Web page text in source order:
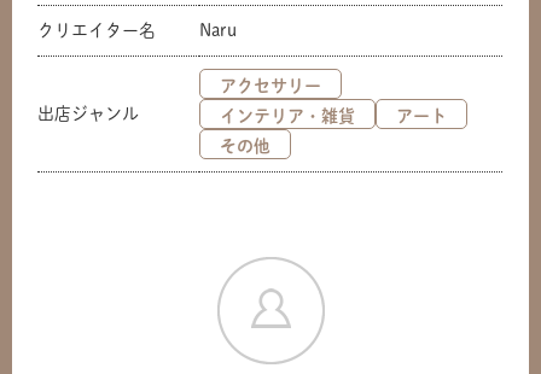
クリエイター名 Naru
出店ジャンル
アクセサリー
インテリア・雑貨
アート
その他